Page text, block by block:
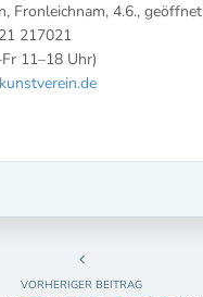
Fronleichnam, 4.6., geöffnet
217021
11–18 Uhr)
VORHERIGER BEITRAG